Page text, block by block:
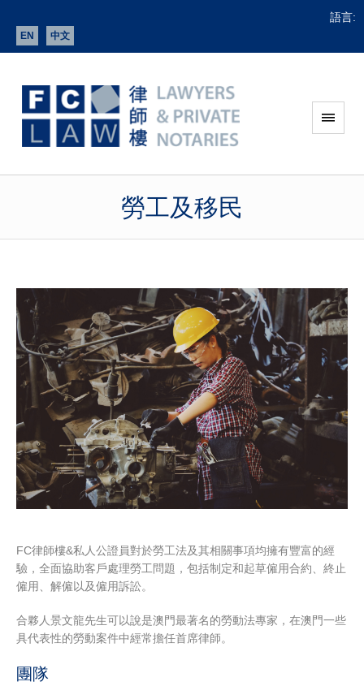
語言:
EN 中文
勞工及移民
FC律師樓&私人公證員對於勞工法及其相關事項均擁有豐富的經
驗，全面協助客戶處理勞工問題，包括制定和起草僱用合約、終止
僱用、解僱以及僱用訴訟。
合夥人景文龍先生可以說是澳門最著名的勞動法專家，在澳門一些
具代表性的勞動案件中經常擔任首席律師。
團隊